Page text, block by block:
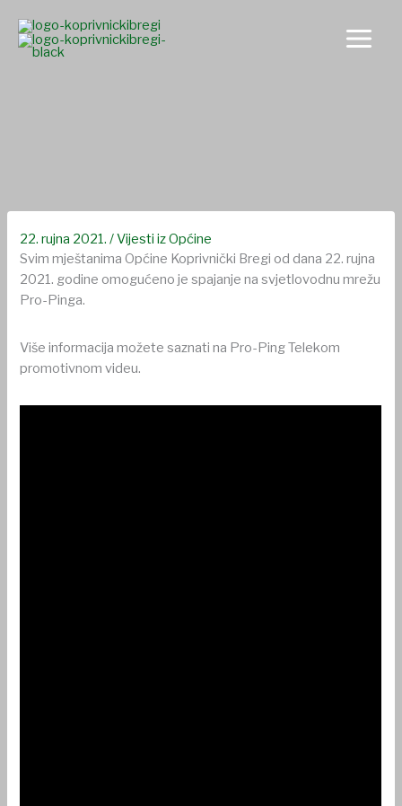
content
22. rujna 2021./Vijesti iz Općine
Svim mještanima Općine Koprivnički Bregi od dana 22. rujna
2021. godine omogućeno je spajanje na svjetlovodnu mrežu
Pro-Pinga.
Više informacija možete saznati na Pro-Ping Telekom
promotivnom videu.